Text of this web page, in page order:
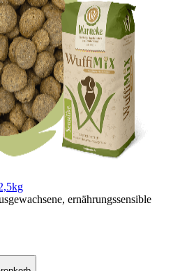
ernährungssensible